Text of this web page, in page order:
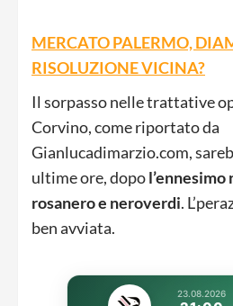
MERCATO PALERMO,
RISOLUZIONE VICINA?
Il sorpasso nelle trattative
Corvino, come riportato da
Gianlucadimarzio.com,
ultime ore, dopo
rosanero e neroverdi.
ben avviata.
23.08.2026